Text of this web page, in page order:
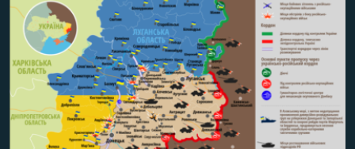
СПЕЦПРОЄКТИ
ПОДКАСТИ
КРИМ РЕАЛІЇ
РУС
УКР